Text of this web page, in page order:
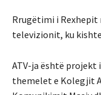
Rrugëtimi i Rexhepit
televizionit, ku
ATV-ja është projekt
themelet e Kolegjit